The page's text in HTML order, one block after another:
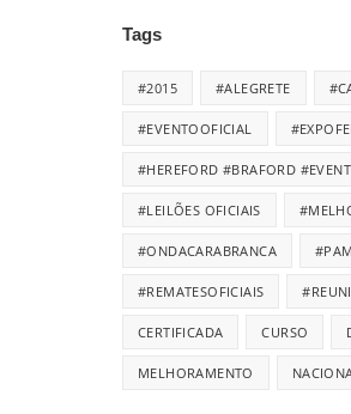
Tags
#2015 #ALEGRETE
#EVENTOOFICIAL
#HEREFORD #BRAFORD
#LEILÕES OFICIAIS
#ONDACARABRANCA
#REMATESOFICIAIS
CERTIFICADA CURSO
MELHORAMENTO